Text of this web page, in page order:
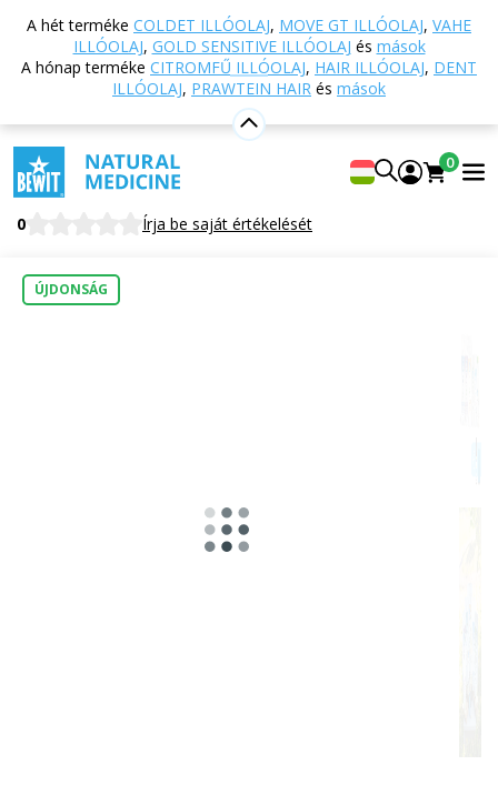
A hét terméke COLDET ILLÓOLAJ, MOVE GT ILLÓOLAJ, VAHE
ILLÓOLAJ, GOLD SENSITIVE ILLÓOLAJ és mások
A hónap terméke CITROMFŰ ILLÓOLAJ, HAIR ILLÓOLAJ, DENT
ILLÓOLAJ, PRAWTEIN HAIR és mások
0
Vissza a főoldalra Webáruház
ECO drogéria
Mosás és szárítás
Indító készlet természetes
mosáshoz
Indító készlet természetes mosáshoz
Tematikus készlet
0 Írja be saját értékelését
ÚJDONSÁG